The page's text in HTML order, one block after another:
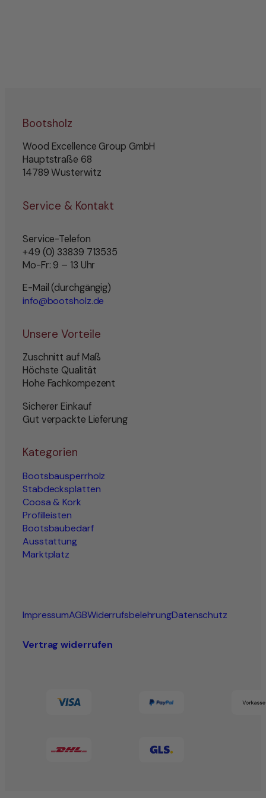
Bootsholz
Wood Excellence Group GmbH
Hauptstraße 68
14789 Wusterwitz
Service & Kontakt
Service-Telefon
+49 (0) 33839 713535
Mo-Fr: 9 – 13 Uhr
E-Mail (durchgängig)
info@bootsholz.de
Unsere Vorteile
Zuschnitt auf Maß
Höchste Qualität
Hohe Fachkompezent
Sicherer Einkauf
Gut verpackte Lieferung
Kategorien
Bootsbausperrholz
Stabdecksplatten
Coosa & Kork
Profilleisten
Bootsbaubedarf
Ausstattung
Marktplatz
ImpressumAGBWiderrufsbelehrungDatenschutz
Vertrag widerrufen